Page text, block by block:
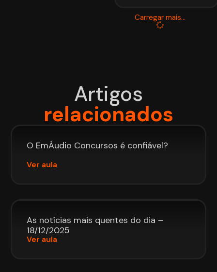
Carregar mais...
Artigos
relacionados
O EmÁudio Concursos é confiável?
Ver aula
As notícias mais quentes do dia –
18/12/2025
Ver aula